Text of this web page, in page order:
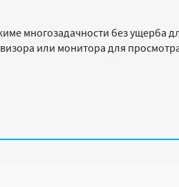
многозадачности без ущерба
или монитора для